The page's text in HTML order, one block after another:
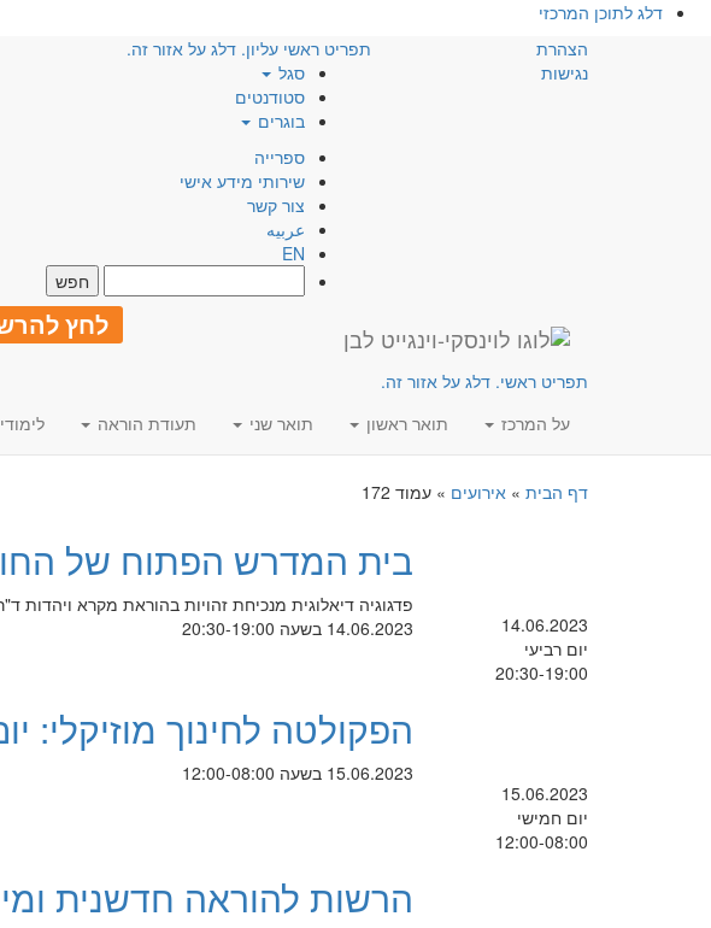
דלג לתוכן המרכזי
הצהרת
נגישות
תפריט ראשי עליון. דלג על אזור זה.
סגל
סטודנטים
בוגרים
ספרייה
שירותי מידע אישי
צור קשר
عربيه
EN
לחץ
תפריט ראשי. דלג על אזור זה.
על המרכז
תואר ראשון תואר שני תעודת הוראה
דף הבית » אירועים » עמוד 172
14.06.2023
יום רביעי
20:30-19:00
בית המדרש הפתוח של
פדגוגיה דיאלוגית מנכיחת זהויות בהוראת מקרא ויהדות
14.06.2023 בשעה 20:30-19:00
15.06.2023
יום חמישי
12:00-08:00
הפקולטה לחינוך מוזיקלי:
15.06.2023 בשעה 12:00-08:00
הרשות להוראה חדשנית